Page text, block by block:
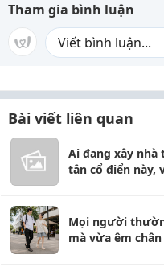
Tham gia bình luận
Bài viết liên quan
Ai đang xây nhà
tân cổ điển này,
Mọi người
mà vừa êm